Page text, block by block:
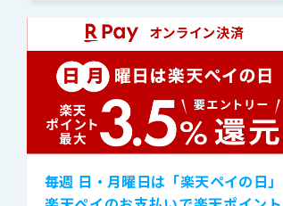
毎週 日・月曜日は「楽天ペイの日」